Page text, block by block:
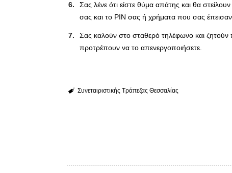
Σας λένε ότι είστε θύμα απάτης και θα
σας και το PIN σας ή χρήματα που σας
Σας καλούν στο σταθερό τηλέφωνο και
προτρέπουν να το απενεργοποιήσετε.
Συνεταιριστικής Τράπεζας Θεσσαλίας